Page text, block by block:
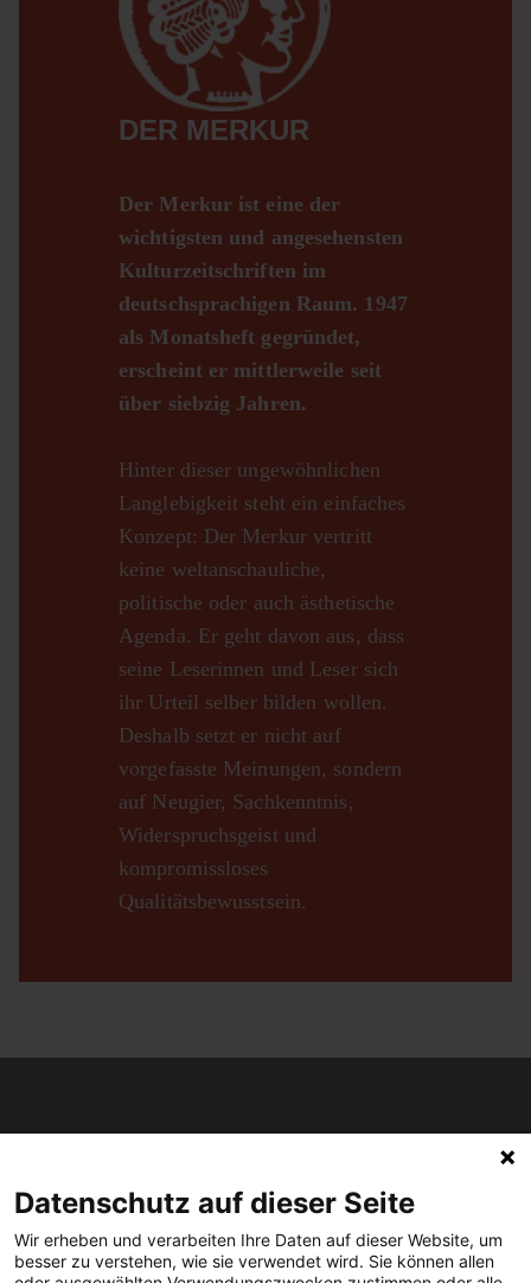
DER MERKUR
Der Merkur ist eine der
wichtigsten und angesehensten
Kulturzeitschriften im
deutschsprachigen Raum. 1947
als Monatsheft gegründet,
erscheint er mittlerweile seit
über siebzig Jahren.
Hinter dieser ungewöhnlichen
Langlebigkeit steht ein einfaches
Konzept: Der Merkur vertritt
keine weltanschauliche,
politische oder auch ästhetische
Agenda. Er geht davon aus, dass
seine Leserinnen und Leser sich
ihr Urteil selber bilden wollen.
Deshalb setzt er nicht auf
vorgefasste Meinungen, sondern
auf Neugier, Sachkenntnis,
Widerspruchsgeist und
kompromissloses
Qualitätsbewusstsein.
Der Merkur ist seit 1947 eine der wichtigsten Kulturzeitschriften im
deutschsprachigen Raum.
Datenschutz auf dieser Seite
Wir erheben und verarbeiten Ihre Daten auf dieser Website, um
besser zu verstehen, wie sie verwendet wird. Sie können allen